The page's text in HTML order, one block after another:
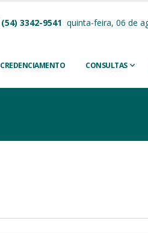
(54) 3342-9541 quinta-feira, 06 de
CREDENCIAMENTO CONSULTAS